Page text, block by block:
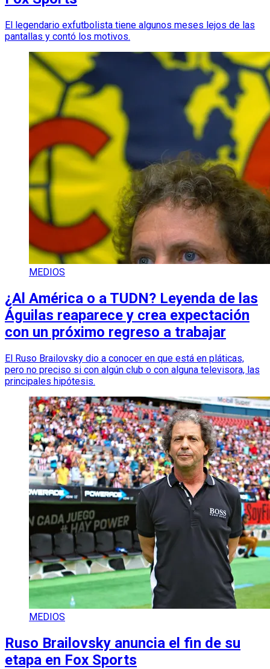
El legendario exfutbolista tiene algunos meses lejos de las
pantallas y contó los motivos.
MEDIOS
¿Al América o a TUDN? Leyenda de las
Águilas reaparece y crea expectación
con un próximo regreso a trabajar
El Ruso Brailovsky dio a conocer en que está en pláticas,
pero no preciso si con algún club o con alguna televisora, las
principales hipótesis.
MEDIOS
Ruso Brailovsky anuncia el fin de su
etapa en Fox Sports